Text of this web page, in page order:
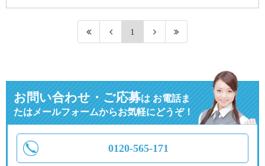
1
お問い合わせ・ご応募はお電話ま
たはメールフォームからお気軽にどうぞ！
0120-565-171